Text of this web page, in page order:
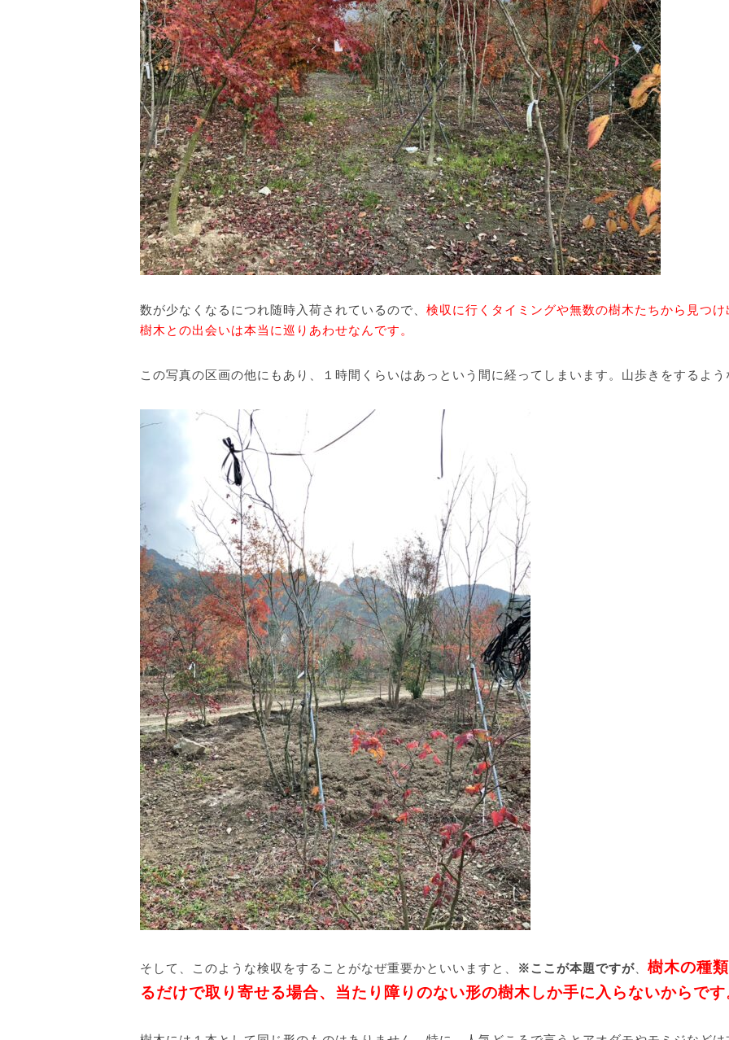
数が少なくなるにつれ随時入荷されているので、 検収に行くタイミングや無数の樹木たちから見つ
樹木との出会いは本当に巡りあわせなんです。
この写真の区画の他にもあり、１時間くらいはあっという間に経ってしまいます。山歩きをするよ
そして、このような検収をすることがなぜ重要かといいますと、 ※ここが本題ですが、 樹木の種
るだけで取り寄せる場合、当たり障りのない形の樹木しか手に入らないからです